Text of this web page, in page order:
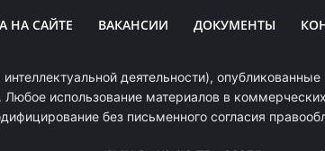
НА САЙТЕ ВАКАНСИИ ДОКУМЕНТЫ
деятельности), опубликованные
Любое использование материалов в
без письменного согласия